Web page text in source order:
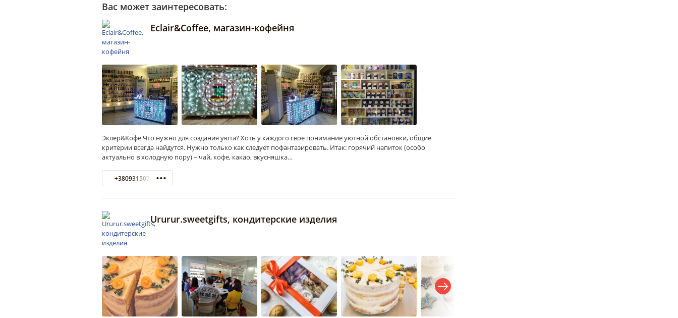
Вас может заинтересовать:
Eclair&Coffee, магазин-кофейня
Эклер&Кофе Что нужно для создания уюта? Хоть у каждого свое понимание уютной обстановки, общие
критерии всегда найдутся. Нужно только как следует пофантазировать. Итак: горячий напиток (особо
актуально в холодную пору) – чай, кофе, какао, вкусняшка…
+380931507809
Ururur.sweetgifts, кондитерские изделия